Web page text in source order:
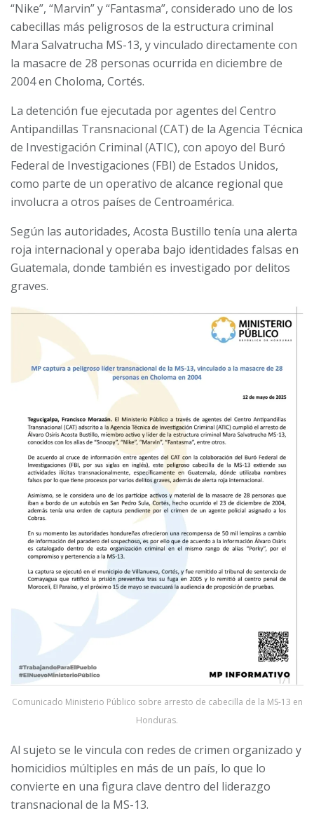
“Nike”, “Marvin” y “Fantasma”, considerado uno de los
cabecillas más peligrosos de la estructura criminal
Mara Salvatrucha MS-13, y vinculado directamente con
la masacre de 28 personas ocurrida en diciembre de
2004 en Choloma, Cortés.
La detención fue ejecutada por agentes del Centro
Antipandillas Transnacional (CAT) de la Agencia Técnica
de Investigación Criminal (ATIC), con apoyo del Buró
Federal de Investigaciones (FBI) de Estados Unidos,
como parte de un operativo de alcance regional que
involucra a otros países de Centroamérica.
Según las autoridades, Acosta Bustillo tenía una alerta
roja internacional y operaba bajo identidades falsas en
Guatemala, donde también es investigado por delitos
graves.
Comunicado Ministerio Público sobre arresto de cabecilla de la MS-13 en
Honduras.
Al sujeto se le vincula con redes de crimen organizado y
homicidios múltiples en más de un país, lo que lo
convierte en una figura clave dentro del liderazgo
transnacional de la MS-13.